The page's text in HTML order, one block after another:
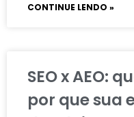
CONTINUE LENDO »
SEO x AEO:
por que sua